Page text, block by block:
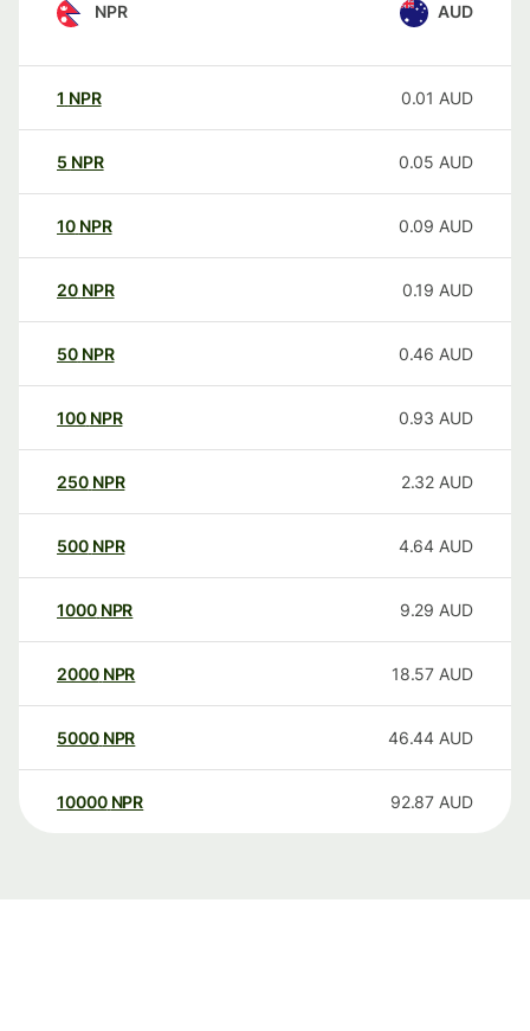
NPR AUD
1 NPR 0.01 AUD
5 NPR 0.05 AUD
10 NPR 0.09 AUD
20 NPR 0.19 AUD
50 NPR 0.46 AUD
100 NPR 0.93 AUD
250 NPR 2.32 AUD
500 NPR 4.64 AUD
1000 NPR 9.29 AUD
2000 NPR 18.57 AUD
5000 NPR 46.44 AUD
10000 NPR 92.87 AUD